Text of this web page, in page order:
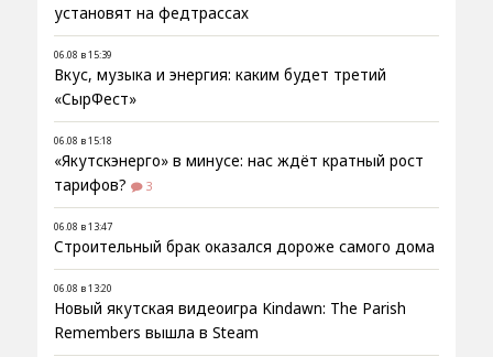
установят на федтрассах
06.08 в 15:39
Вкус, музыка и энергия: каким будет третий
«СырФест»
06.08 в 15:18
«Якутскэнерго» в минусе: нас ждёт кратный рост
тарифов?
3
06.08 в 13:47
Строительный брак оказался дороже самого дома
06.08 в 13:20
Новый якутская видеоигра Kindawn: The Parish
Remembers вышла в Steam